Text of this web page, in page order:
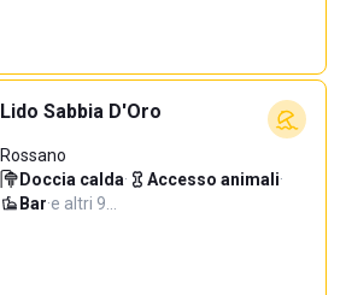
Lido Sabbia D'Oro
Rossano
Doccia calda· Accesso animali·
Bar·e altri 9…